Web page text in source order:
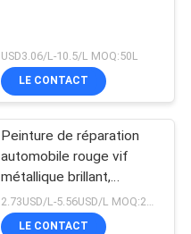
USD3.06/L-10.5/L MOQ:50L
LE CONTACT
Peinture de réparation
automobile rouge vif
métallique brillant,
assortiment de couleurs
de qualité usine d'origine
LE CONTACT